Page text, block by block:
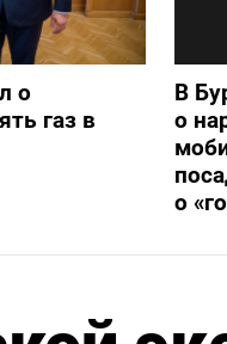
о
газ в
В
о
о